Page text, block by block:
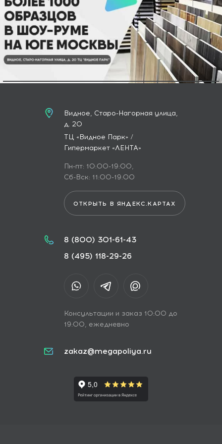
поверхность с защитой от УФ-излучения и царапин. Гарантия 30
лет подтверждает уверенность производителя в долговечности
покрытия.
Видное, Старо-Нагорная улица,
д. 20
ТЦ «Видное Парк» /
Гипермаркет «ЛЕНТА»
Пн-пт: 10:00-19:00,
Сб-Вск: 11:00-19:00
ОТКРЫТЬ В ЯНДЕКС.КАРТАХ
8 (800) 301-61-43
8 (495) 118-29-26
Консультации и заказ 10:00 до
19:00, ежедневно
zakaz@megapoliya.ru